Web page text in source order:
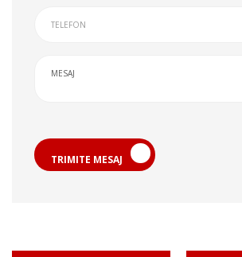
TRIMITE MESAJ